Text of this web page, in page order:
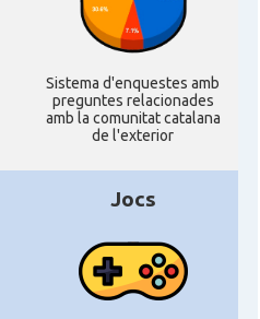
Sistema d'enquestes amb
preguntes relacionades
amb la comunitat catalana
de l'exterior
Jocs